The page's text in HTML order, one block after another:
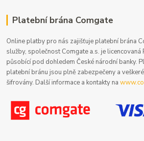
Platební brána Comgate
Online platby pro nás zajišťuje platební brána
služby, společnost Comgate a.s. je licencovaná
působící pod dohledem České národní banky.
platební bránu jsou plně zabezpečeny a
šifrovány. Další informace a kontakty na